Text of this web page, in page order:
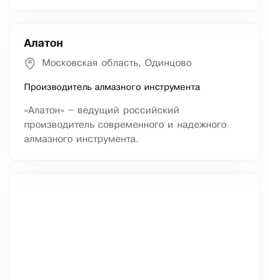
Алатон
Московская область, Одинцово
Производитель алмазного инструмента
«Алатон» – ведущий российский
производитель современного и надежного
алмазного инструмента.